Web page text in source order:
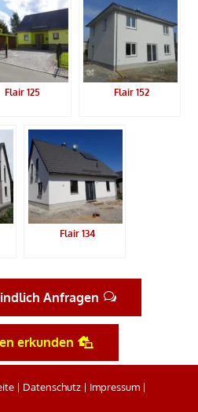
Flair 125 Flair 152
Flair 134
Anfragen
erkunden
| Datenschutz| Impressum|